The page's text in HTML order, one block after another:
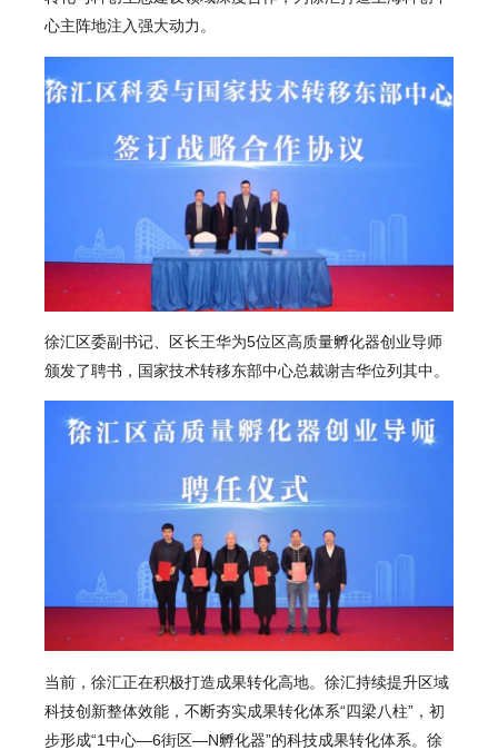
心主阵地注入强大动力。
徐汇区委副书记、区长王华为5位区高质量孵化器创业导师
颁发了聘书，国家技术转移东部中心总裁谢吉华位列其中。
当前，徐汇正在积极打造成果转化高地。徐汇持续提升区域
科技创新整体效能，不断夯实成果转化体系“四梁八柱”，初
步形成“1中心—6街区—N孵化器”的科技成果转化体系。徐